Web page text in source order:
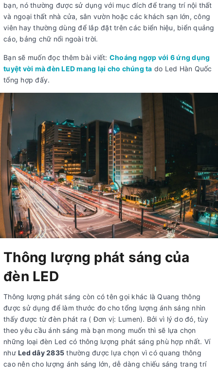
bạn, nó thường được sử dụng với mục đích để trang trí nội thất
và ngoại thất nhà cửa, sân vườn hoặc các khách sạn lớn, công
viên hay thường dùng để lắp đặt trên các biển hiệu, biển quảng
cáo, bảng chữ nổi ngoài trời.
Bạn sẽ muốn đọc thêm bài viết: Choáng ngợp với 6 ứng dụng
tuyệt vời mà đèn LED mang lại cho chúng ta do Led Hàn Quốc
tổng hợp đấy.
Thông lượng phát sáng của
đèn LED
Thông lượng phát sáng còn có tên gọi khác là Quang thông
được sử dụng để làm thước đo cho tổng lượng ánh sáng nhìn
thấy được từ đèn phát ra ( Đơn vị: Lumen). Bởi vì lý do đó, tùy
theo yêu cầu ánh sáng mà bạn mong muốn thì sẽ lựa chọn
những loại đèn Led có thông lượng phát sáng phù hợp nhất. Ví
như Led dây 2835 thường được lựa chọn vì có quang thông
cao nên cho lượng ánh sáng lớn, dễ dàng chiếu sáng trang trí